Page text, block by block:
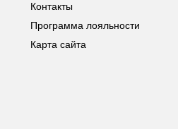
Контакты
Программа лояльности
Карта сайта